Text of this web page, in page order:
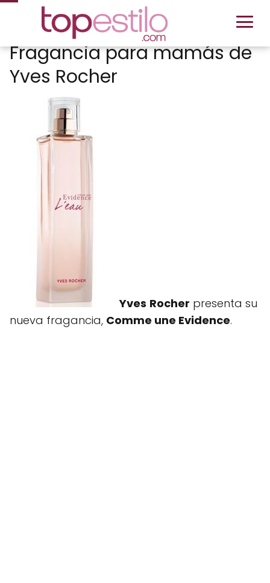
Fragancia para mamás de
Yves Rocher
Yves Rocher presenta su
nueva fragancia, Comme une Evidence.